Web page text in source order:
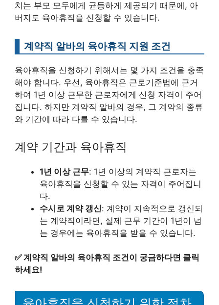
치는 부모 모두에게 균등하게 제공되기 때문에, 아
버지도 육아휴직을 신청할 수 있습니다.
계약직 알바의 육아휴직 지원 조건
육아휴직을 신청하기 위해서는 몇 가지 조건을 충족
해야 합니다. 우선, 육아휴직은 근로기준법에 근거
하여 1년 이상 근무한 근로자에게 신청 자격이 주어
집니다. 하지만 계약직 알바의 경우, 그 계약의 종류
와 기간에 따라 다를 수 있습니다.
계약 기간과 육아휴직
1년 이상 근무: 1년 이상의 계약직 근로자는
육아휴직을 신청할 수 있는 자격이 주어집니
다.
수시로 계약 갱신: 계약이 지속적으로 갱신되
는 계약직이라면, 실제 근무 기간이 1년이 넘
는 경우에는 육아휴직을 받을 수 있습니다.
✅계약직 알바의 육아휴직 조건이 궁금하다면 클릭
하세요!